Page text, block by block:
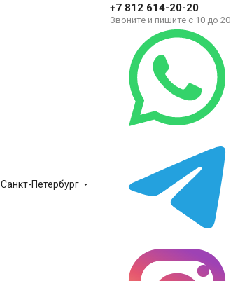
Санкт-Петербург
+7 812 614-20-20
Звоните и пишите с 10 до 20